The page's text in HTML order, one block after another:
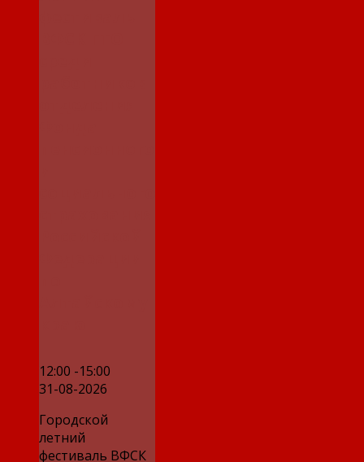
12:00 -15:00
31-08-2026
Городской
летний
фестиваль ВФСК